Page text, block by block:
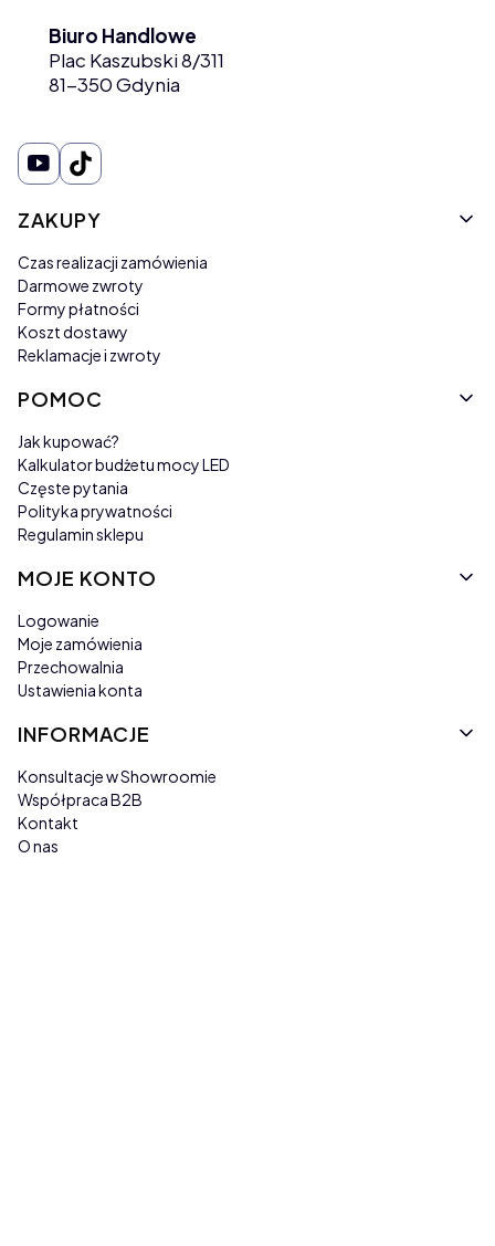
Biuro Handlowe
Plac Kaszubski 8/311
81-350 Gdynia
Linki w stopce
ZAKUPY
Czas realizacji zamówienia
Darmowe zwroty
Formy płatności
Koszt dostawy
Reklamacje i zwroty
POMOC
Jak kupować?
Kalkulator budżetu mocy LED
Częste pytania
Polityka prywatności
Regulamin sklepu
MOJE KONTO
Logowanie
Moje zamówienia
Przechowalnia
Ustawienia konta
INFORMACJE
Konsultacje w Showroomie
Współpraca B2B
Kontakt
O nas